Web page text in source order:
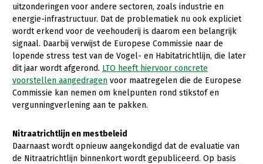
Vleesveehouderij
Plant
Akkerbouw
Biologische Landbouw
Bollenteelt
Bomen, vaste planten en zomerbloemen
Fruitteelt
Glastuinbouw
Multifunctionele landbouw
Multifunctioneel
Vrouw en Bedrijf
Onderwerpen
Nieuws
Webinars
uitzonderingen voor andere sectoren, zoals industrie en
energie-infrastructuur. Dat de problematiek nu ook expliciet
wordt erkend voor de veehouderij is daarom een belangrijk
signaal. Daarbij verwijst de Europese Commissie naar de
lopende stress test van de Vogel- en Habitatrichtlijn, die later
dit jaar wordt afgerond. LTO heeft hiervoor concrete
voorstellen aangedragen voor maatregelen die de Europese
Commissie kan nemen om knelpunten rond stikstof en
vergunningverlening aan te pakken.
Nitraatrichtlijn en mestbeleid
Daarnaast wordt opnieuw aangekondigd dat de evaluatie van
de Nitraatrichtlijn binnenkort wordt gepubliceerd. Op basis